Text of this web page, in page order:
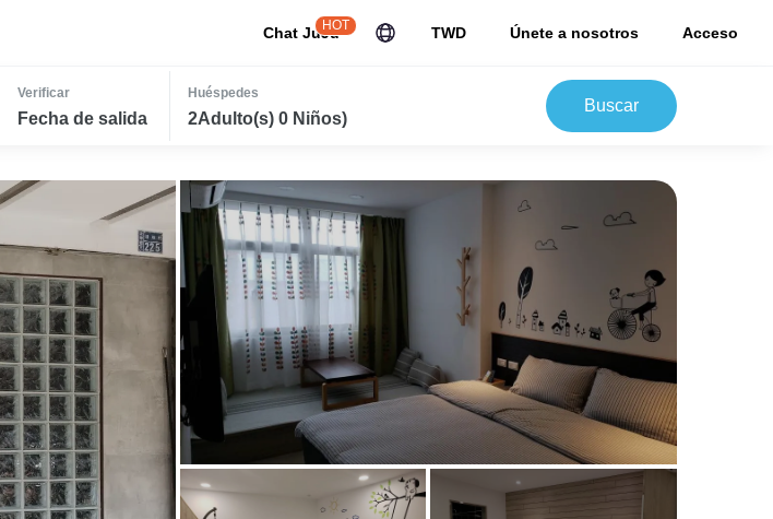
Chat JuJu
HOT TWD Únete a nosotros Acceso
Verificar
Fecha de salida
Huéspedes
2Adulto(s) 0 Niños)
Buscar